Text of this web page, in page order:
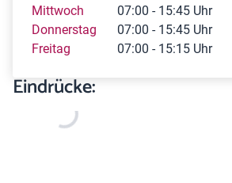
Mittwoch
07:00 - 15:45 Uhr
Donnerstag
07:00 - 15:45 Uhr
Freitag
07:00 - 15:15 Uhr
Eindrücke: